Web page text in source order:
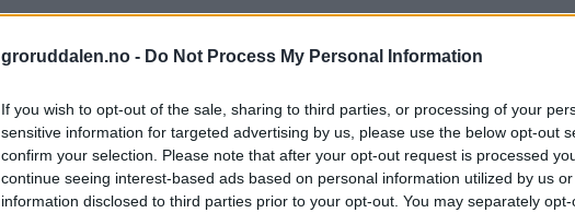
groruddalen.no - Do Not Process My Personal Information
If you wish to opt-out of the sale, sharing to third parties, or processing of your
sensitive information for targeted advertising by us, please use the below opt-out
confirm your selection. Please note that after your opt-out request is processed
continue seeing interest-based ads based on personal information utilized by us
information disclosed to third parties prior to your opt-out. You may separately